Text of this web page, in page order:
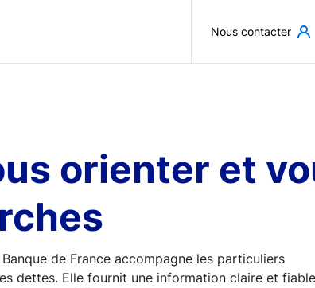
Nous contacter
orienter et
de France accompagne les particuliers
dettes. Elle fournit une information claire et fiable